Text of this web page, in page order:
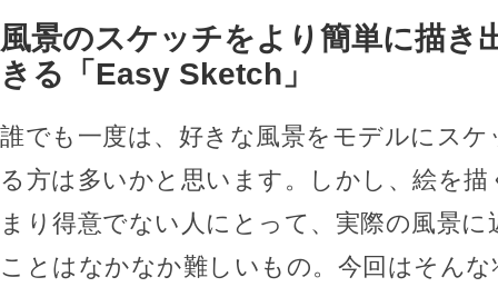
風景のスケッチをより簡単に描き
きる「Easy Sketch」
誰でも一度は、好きな風景をモデルにス
る方は多いかと思います。しかし、絵を
まり得意でない人にとって、実際の風景に
ことはなかなか難しいもの。今回はそん